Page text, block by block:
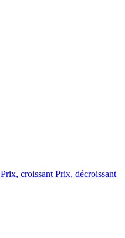
Prix, croissant Prix, décroissant